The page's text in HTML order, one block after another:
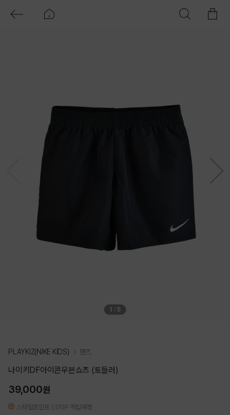
1 5
PLAYKIZ(NIKE KIDS) 팬츠
나이키DF아이콘우븐쇼츠 (토들러)
39,000원
스타일포인트 1,170P 적립예정